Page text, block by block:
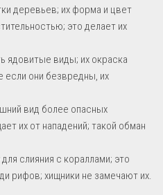
деревьев; их форма и цвет
это делает их
ядовитые виды; их окраска
если они безвредны, их
вид более опасных
их от нападений; такой обман
слияния с кораллами; это
рифов; хищники не замечают их.